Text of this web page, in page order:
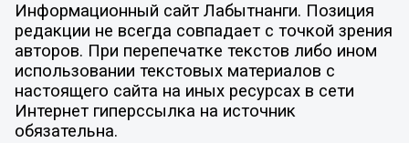
Информационный сайт Лабытнанги. Позиция
редакции не всегда совпадает с точкой зрения
авторов. При перепечатке текстов либо ином
использовании текстовых материалов с
настоящего сайта на иных ресурсах в сети
Интернет гиперссылка на источник
обязательна.